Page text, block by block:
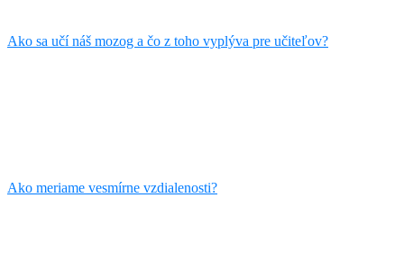
Ako sa učí náš mozog a čo z toho vyplýva pre učiteľov?
Ako meriame vesmírne vzdialenosti?